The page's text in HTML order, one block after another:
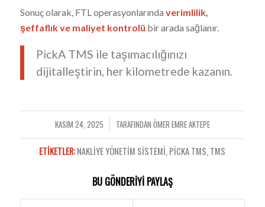
Sonuç olarak, FTL operasyonlarında verimlilik,
şeffaflık ve maliyet kontrolü bir arada sağlanır.
PickA TMS ile taşımacılığınızı
dijitalleştirin, her kilometrede kazanın.
KASIM 24, 2025
/ TARAFINDAN ÖMER EMRE AKTEPE
ETIKETLER:NAKLIYE YÖNETIM SISTEMI, PICKA TMS, TMS
BU GÖNDERIYI PAYLAŞ